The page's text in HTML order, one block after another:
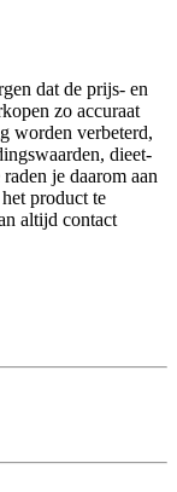
dat de prijs- en
zo accuraat
worden verbeterd,
dieet-
je daarom aan
product te
altijd contact